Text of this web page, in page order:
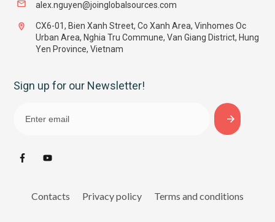
alex.nguyen@joinglobalsources.com
CX6-01, Bien Xanh Street, Co Xanh Area, Vinhomes Oc
Urban Area, Nghia Tru Commune, Van Giang District, Hung
Yen Province, Vietnam
Sign up for our Newsletter!
Contacts Privacy policy Terms and conditions